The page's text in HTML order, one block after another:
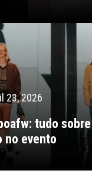
23, 2026
tudo
no evento